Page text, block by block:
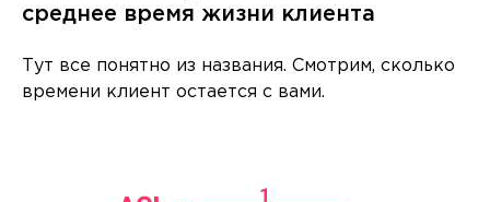
среднее время жизни клиента
Тут все понятно из названия. Смотрим, сколько
времени клиент остается с вами.